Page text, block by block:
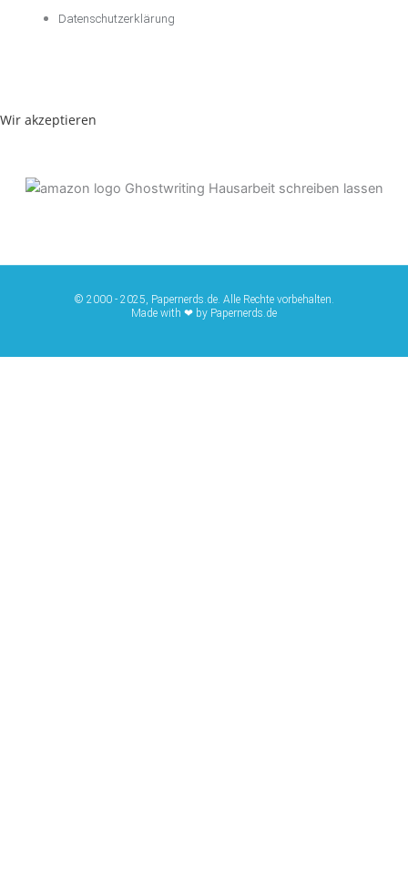
Datenschutzerklärung
Wir akzeptieren
© 2000 - 2025, Papernerds.de. Alle Rechte vorbehalten.
Made with ❤ by Papernerds.de